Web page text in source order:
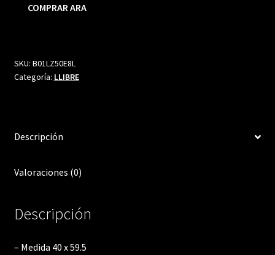
COMPRAR ARA
SKU: B01LZ50E8L
Categoría: LLIBRE
Descripción
Valoraciones (0)
Descripción
– Medida 40 x 59.5